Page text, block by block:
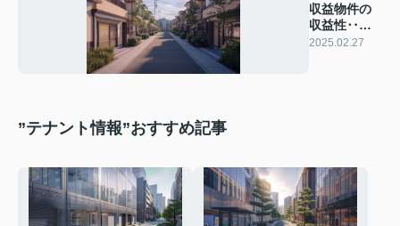
収益物件の
収益性‥計
算方法教え
2025.02.27
”テナント情報”おすすめ記事